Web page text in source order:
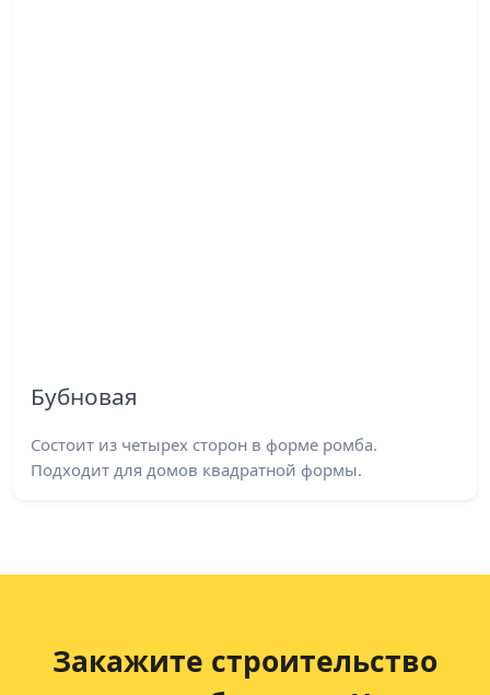
Бубновая
Состоит из четырех сторон в форме ромба.
Подходит для домов квадратной формы.
Закажите строительство